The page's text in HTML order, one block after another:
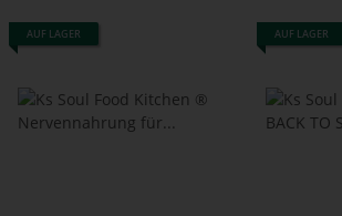
AUF LAGER AUF LAGER